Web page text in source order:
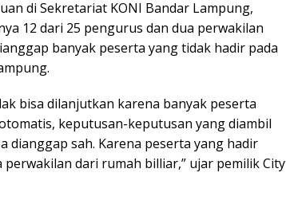
di Sekretariat KONI Bandar Lampung,
12 dari 25 pengurus dan dua perwakilan
banyak peserta yang tidak hadir pada
bisa dilanjutkan karena banyak peserta
keputusan-keputusan yang diambil
dianggap sah. Karena peserta yang hadir
dari rumah billiar,” ujar pemilik City